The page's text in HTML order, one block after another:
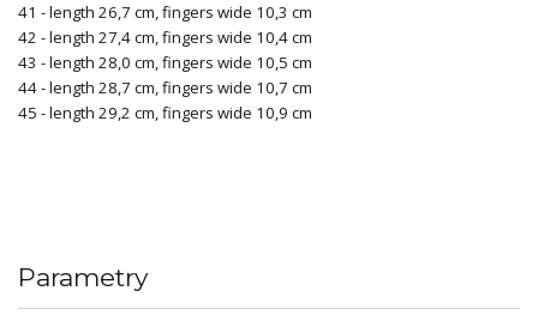
41 - length 26,7 cm, fingers wide 10,3 cm
42 - length 27,4 cm, fingers wide 10,4 cm
43 - length 28,0 cm, fingers wide 10,5 cm
44 - length 28,7 cm, fingers wide 10,7 cm
45 - length 29,2 cm, fingers wide 10,9 cm
Parametry